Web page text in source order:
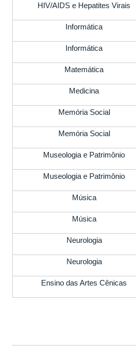
HIV/AIDS e Hepatites Virais
Informática
Informática
Matemática
Medicina
Memória Social
Memória Social
Museologia e Patrimônio
Museologia e Patrimônio
Música
Música
Neurologia
Neurologia
Ensino das Artes Cênicas